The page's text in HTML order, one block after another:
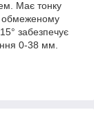
Має тонку
обмеженому
забезпечує
0-38 мм.